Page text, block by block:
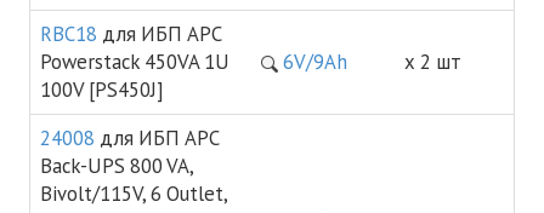
RBC18 для ИБП APC
Powerstack 450VA 1U
100V [PS450J]
6V/9Ah х 2 шт
24008 для ИБП APC
Back-UPS 800 VA,
Bivolt/115V, 6 Outlet,